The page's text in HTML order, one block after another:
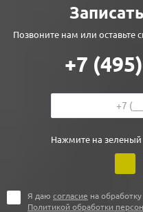
Позвоните нам или оставьте
+7
Нажмите на зеленый
Я даю согласие на
Политикой обработки